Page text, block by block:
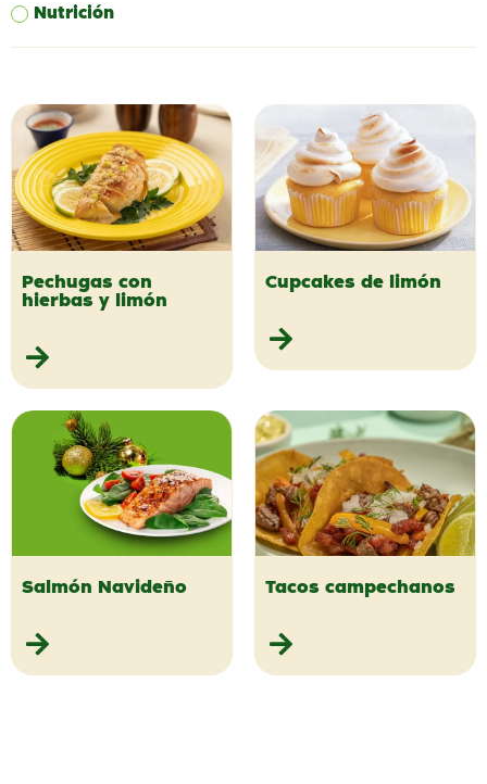
Nutrición
Pechugas con
hierbas y limón
Cupcakes de limón
Salmón Navideño Tacos campechanos